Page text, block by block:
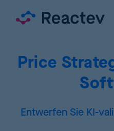
Price
Entwerfen Sie KI-